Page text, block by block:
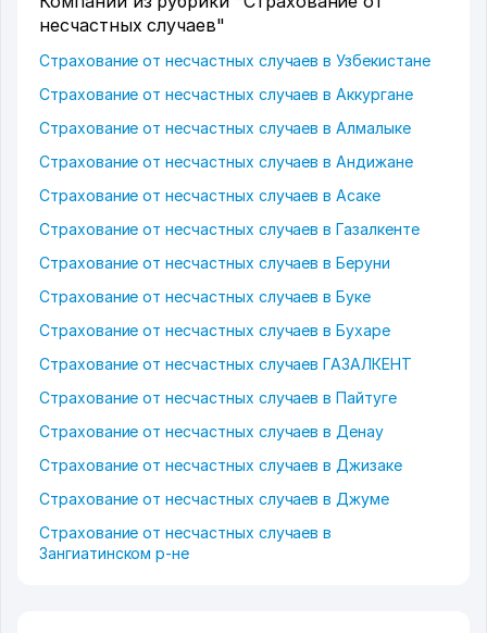
несчастных случаев"
Страхование от несчастных случаев в Узбекистане
Страхование от несчастных случаев в Аккургане
Страхование от несчастных случаев в Алмалыке
Страхование от несчастных случаев в Андижане
Страхование от несчастных случаев в Асаке
Страхование от несчастных случаев в Газалкенте
Страхование от несчастных случаев в Беруни
Страхование от несчастных случаев в Буке
Страхование от несчастных случаев в Бухаре
Страхование от несчастных случаев ГАЗАЛКЕНТ
Страхование от несчастных случаев в Пайтуге
Страхование от несчастных случаев в Денау
Страхование от несчастных случаев в Джизаке
Страхование от несчастных случаев в Джуме
Страхование от несчастных случаев в
Зангиатинском р-не